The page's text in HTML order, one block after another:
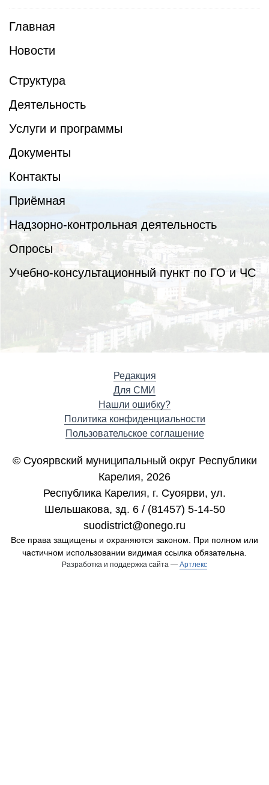
Главная
Новости
Структура
Деятельность
Услуги и программы
Документы
Контакты
Приёмная
Надзорно-контрольная деятельность
Опросы
Учебно-консультационный пункт по ГО и ЧС
Редакция
Для СМИ
Нашли ошибку?
Политика конфиденциальности
Пользовательское соглашение
© Суоярвский муниципальный округ Республики
Карелия, 2026
Республика Карелия, г. Cуоярви, ул.
Шельшакова, зд. 6 / (81457) 5-14-50
suodistrict@onego.ru
Все права защищены и охраняются законом. При полном или
частичном использовании видимая ссылка обязательна.
Разработка и поддержка сайта — Артлекс